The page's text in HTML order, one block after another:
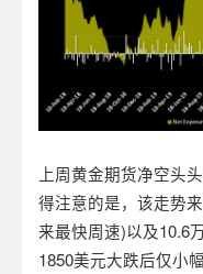
上周黄金期货净空头
得注意的是，该走势
来最快周速)以及10.6
1850美元大跌后仅小